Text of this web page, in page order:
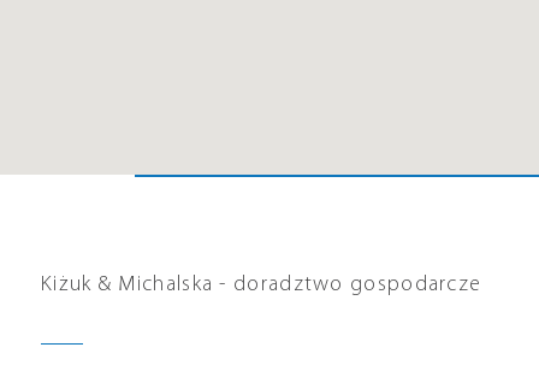
Kiżuk & Michalska - doradztwo gospodarcze